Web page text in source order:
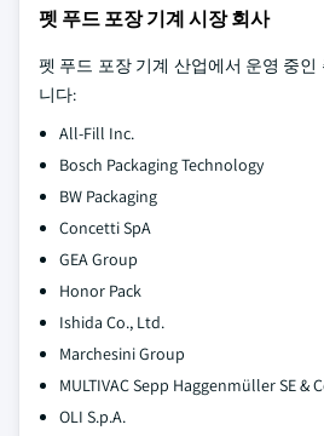
펫 푸드 포장 기계 시장 회사
펫 푸드 포장 기계 산업에서 운영 중
니다:
All-Fill Inc.
Bosch Packaging Technology
BW Packaging
Concetti SpA
GEA Group
Honor Pack
Ishida Co., Ltd.
Marchesini Group
MULTIVAC Sepp Haggenmüller SE &
OLI S.p.A.